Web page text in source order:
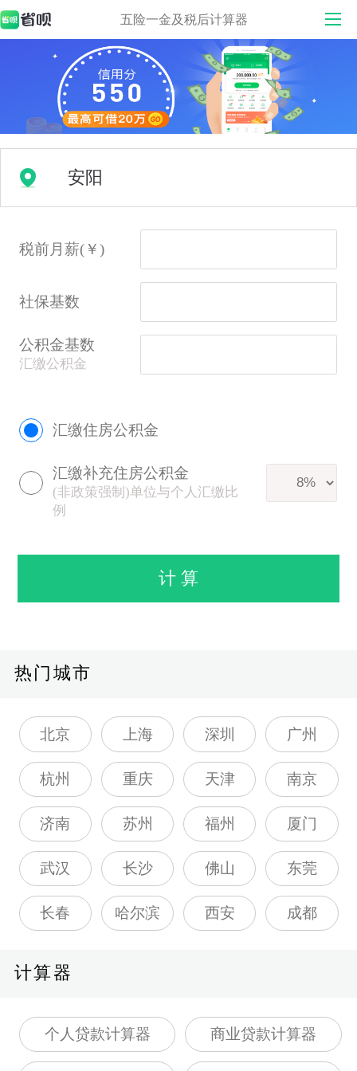
五险一金及税后计算器
税前月薪(￥)
社保基数
公积金基数
汇缴公积金
汇缴住房公积金
汇缴补充住房公积金
(非政策强制)单位与个人汇缴比
例
热门城市
北京 上海 深圳 广州
杭州 重庆 天津 南京
济南 苏州 福州 厦门
武汉 长沙 佛山 东莞
长春 哈尔滨 西安 成都
计算器
个人贷款计算器 商业贷款计算器